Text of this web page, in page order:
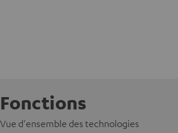
Fonctions
Vue d'ensemble des technologies